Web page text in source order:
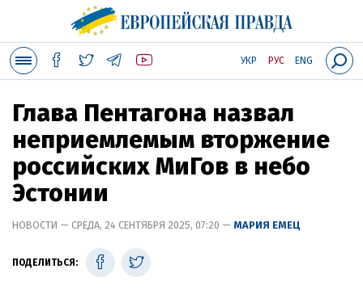
УКР РУС ENG
Глава Пентагона назвал
неприемлемым вторжение
российских МиГов в небо
Эстонии
НОВОСТИ — СРЕДА, 24 СЕНТЯБРЯ 2025, 07:20 — МАРИЯ ЕМЕЦ
ПОДЕЛИТЬСЯ: